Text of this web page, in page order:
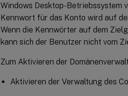
Windows Desktop-Betriebssystem
Kennwort für das Konto wird auf
Wenn die Kennwörter auf dem
kann sich der Benutzer nicht vom
Zum Aktivieren der
Aktivieren der Verwaltung des